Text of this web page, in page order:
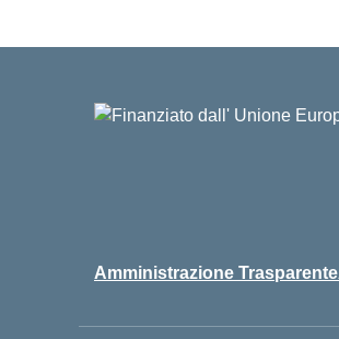
Amministrazione Trasparente